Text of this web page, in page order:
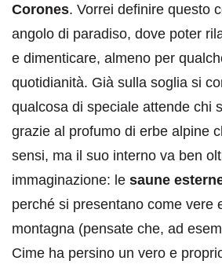
Corones. Vorrei definire questo
angolo di paradiso, dove poter
e dimenticare, almeno per
quotidianità. Già sulla soglia si
qualcosa di speciale attende chi
grazie al profumo di erbe alpine
sensi, ma il suo interno va ben
immaginazione: le saune
perché si presentano come vere
montagna (pensate che, ad
Cime ha persino un vero e